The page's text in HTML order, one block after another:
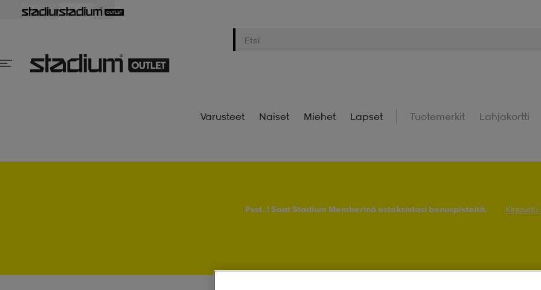
Varusteet Naiset Miehet Lapset Tuotemerkit Lahjakortti
Psst..! Saat Stadium Memberinä ostoksistasi bonuspisteitä. Kirjaudu